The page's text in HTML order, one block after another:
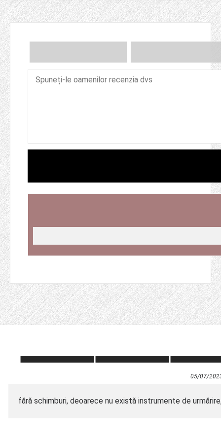
05/07/
fără schimburi, deoarece nu există instrumente de